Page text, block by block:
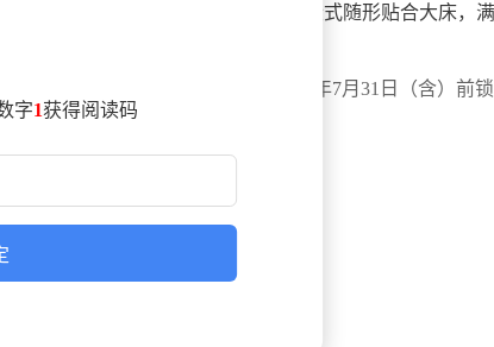
露营生活；行业首发专属定制三段式随形贴合大床，
案选择。预售期间下订并在2026年7月31日（含）前
。
场的价值基准。
字1获得阅读码